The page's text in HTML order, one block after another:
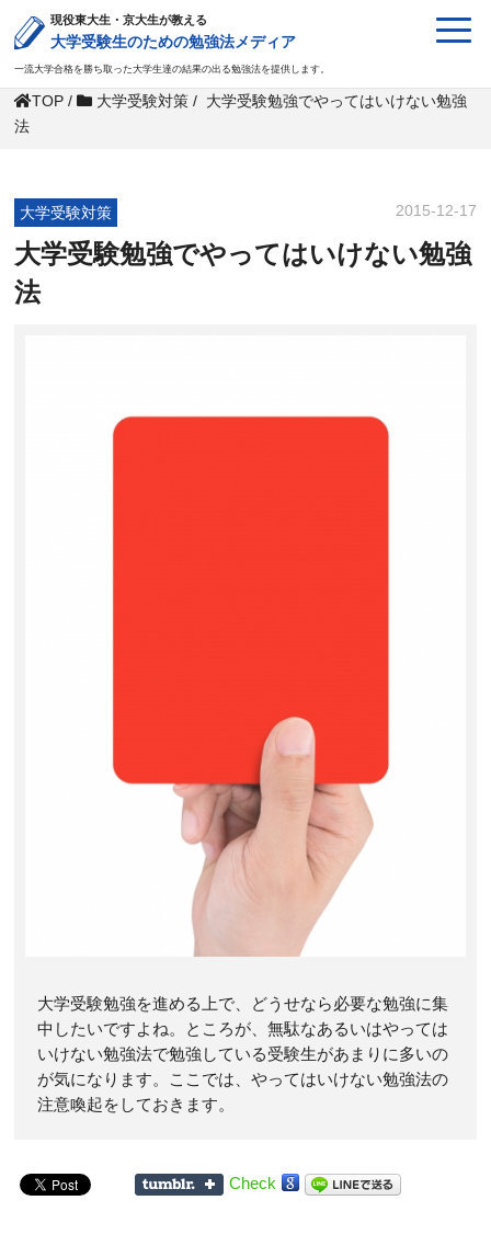
現役東大生・京大生が教える
大学受験生のための勉強法メディア
一流大学合格を勝ち取った大学生達の結果の出る勉強法を提供します。
TOP / 大学受験対策 / 大学受験勉強でやってはいけない勉強
法
大学受験対策 2015-12-17
大学受験勉強でやってはいけない勉強
法
大学受験勉強を進める上で、どうせなら必要な勉強に集
中したいですよね。ところが、無駄なあるいはやっては
いけない勉強法で勉強している受験生があまりに多いの
が気になります。ここでは、やってはいけない勉強法の
注意喚起をしておきます。
Check